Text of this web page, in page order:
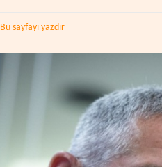
Bu sayfayı yazdır